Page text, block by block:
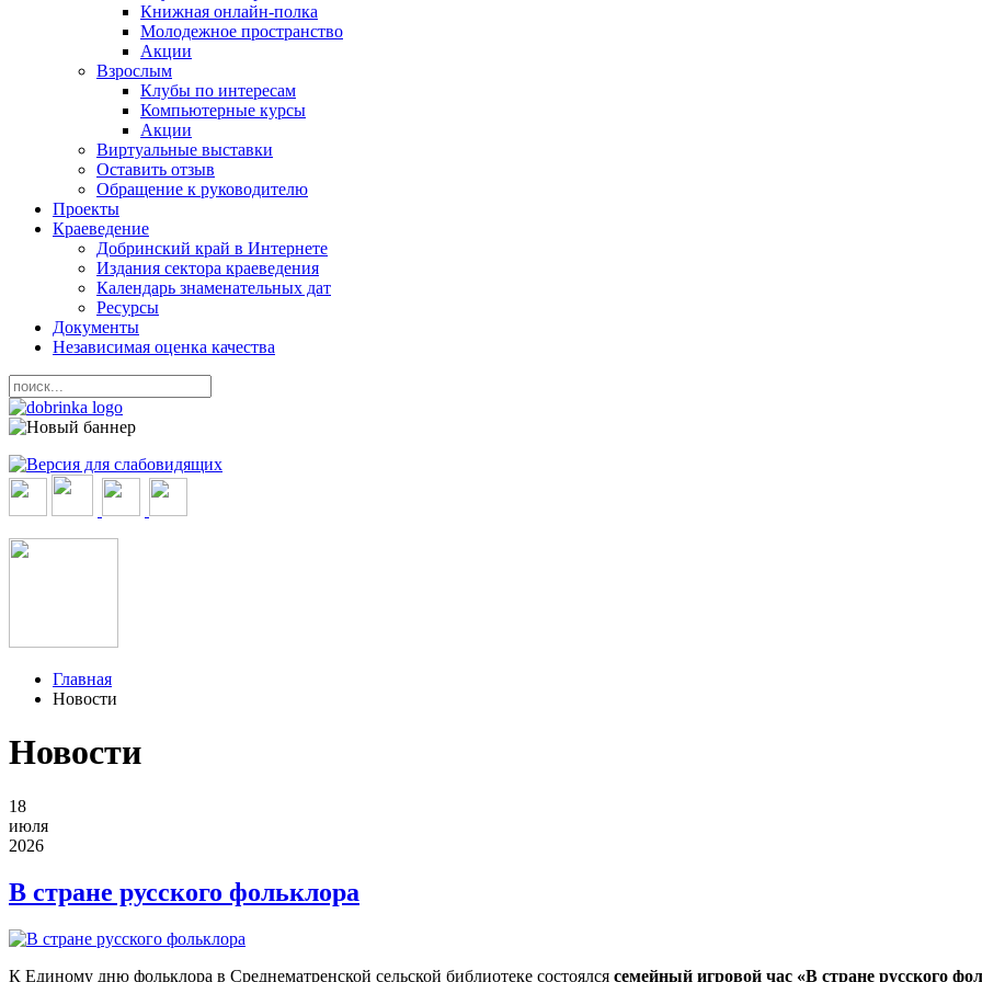
Книжная онлайн-полка
Молодежное пространство
Акции
Взрослым
Клубы по интересам
Компьютерные курсы
Акции
Виртуальные выставки
Оставить отзыв
Обращение к руководителю
Проекты
Краеведение
Добринский край в Интернете
Издания сектора краеведения
Календарь знаменательных дат
Ресурсы
Документы
Независимая оценка качества
Главная
Новости
Новости
18
июля
2026
В стране русского фольклора
К Единому дню фольклора в Среднематренской сельской библиотеке состоялся семейный игровой час «В стране русского